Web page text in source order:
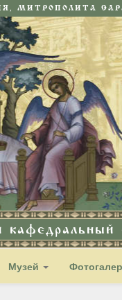
МИТРОПОЛИТА
Музей